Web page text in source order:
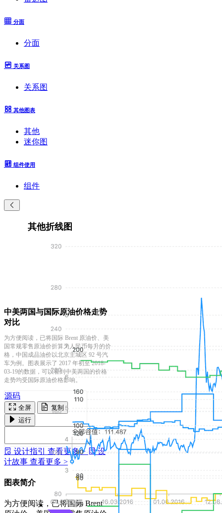
分面
分面
关系图
关系图
其他图表
其他
迷你图
组件使用
组件
其他折线图
中美两国与国际原油价格走势
对比
为方便阅读，已将国际 Brent 原油价、美
国常规零售原油价折算为人民币每升的价
格，中国成品油价以北京主城区 92 号汽
车为例。图表展示了 2017 年初至 2018-
03-19的数据，可以看到中美两国的价格
走势均受国际原油价格影响。
源码
全屏
复制
运行
设计指引 查看更多 >
设
计故事 查看更多 >
图表简介
为方便阅读，已将国际 Brent